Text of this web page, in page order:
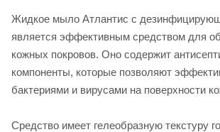
Жидкое мыло Атлантис с
является эффективным средством для
кожных покровов. Оно содержит
компоненты, которые позволяют
бактериями и вирусами на поверхности
Средство имеет гелеобразную текстуру